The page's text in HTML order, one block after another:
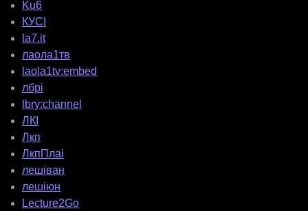
Ku6
КУСІ
la7.it
лаола1тв
laola1tv:embed
лбрі
lbry:channel
ЛКІ
Лкп
ЛкпПлаі
лешіван
лешіюн
Lecture2Go